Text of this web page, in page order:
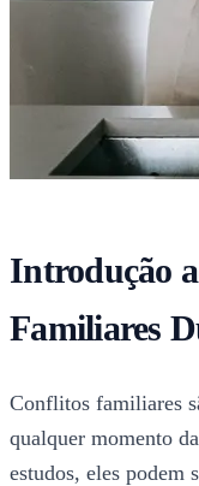
Introdução
Familiares
Conflitos familiares
qualquer momento
estudos, eles podem